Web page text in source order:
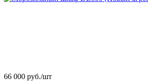
66 000 руб./шт